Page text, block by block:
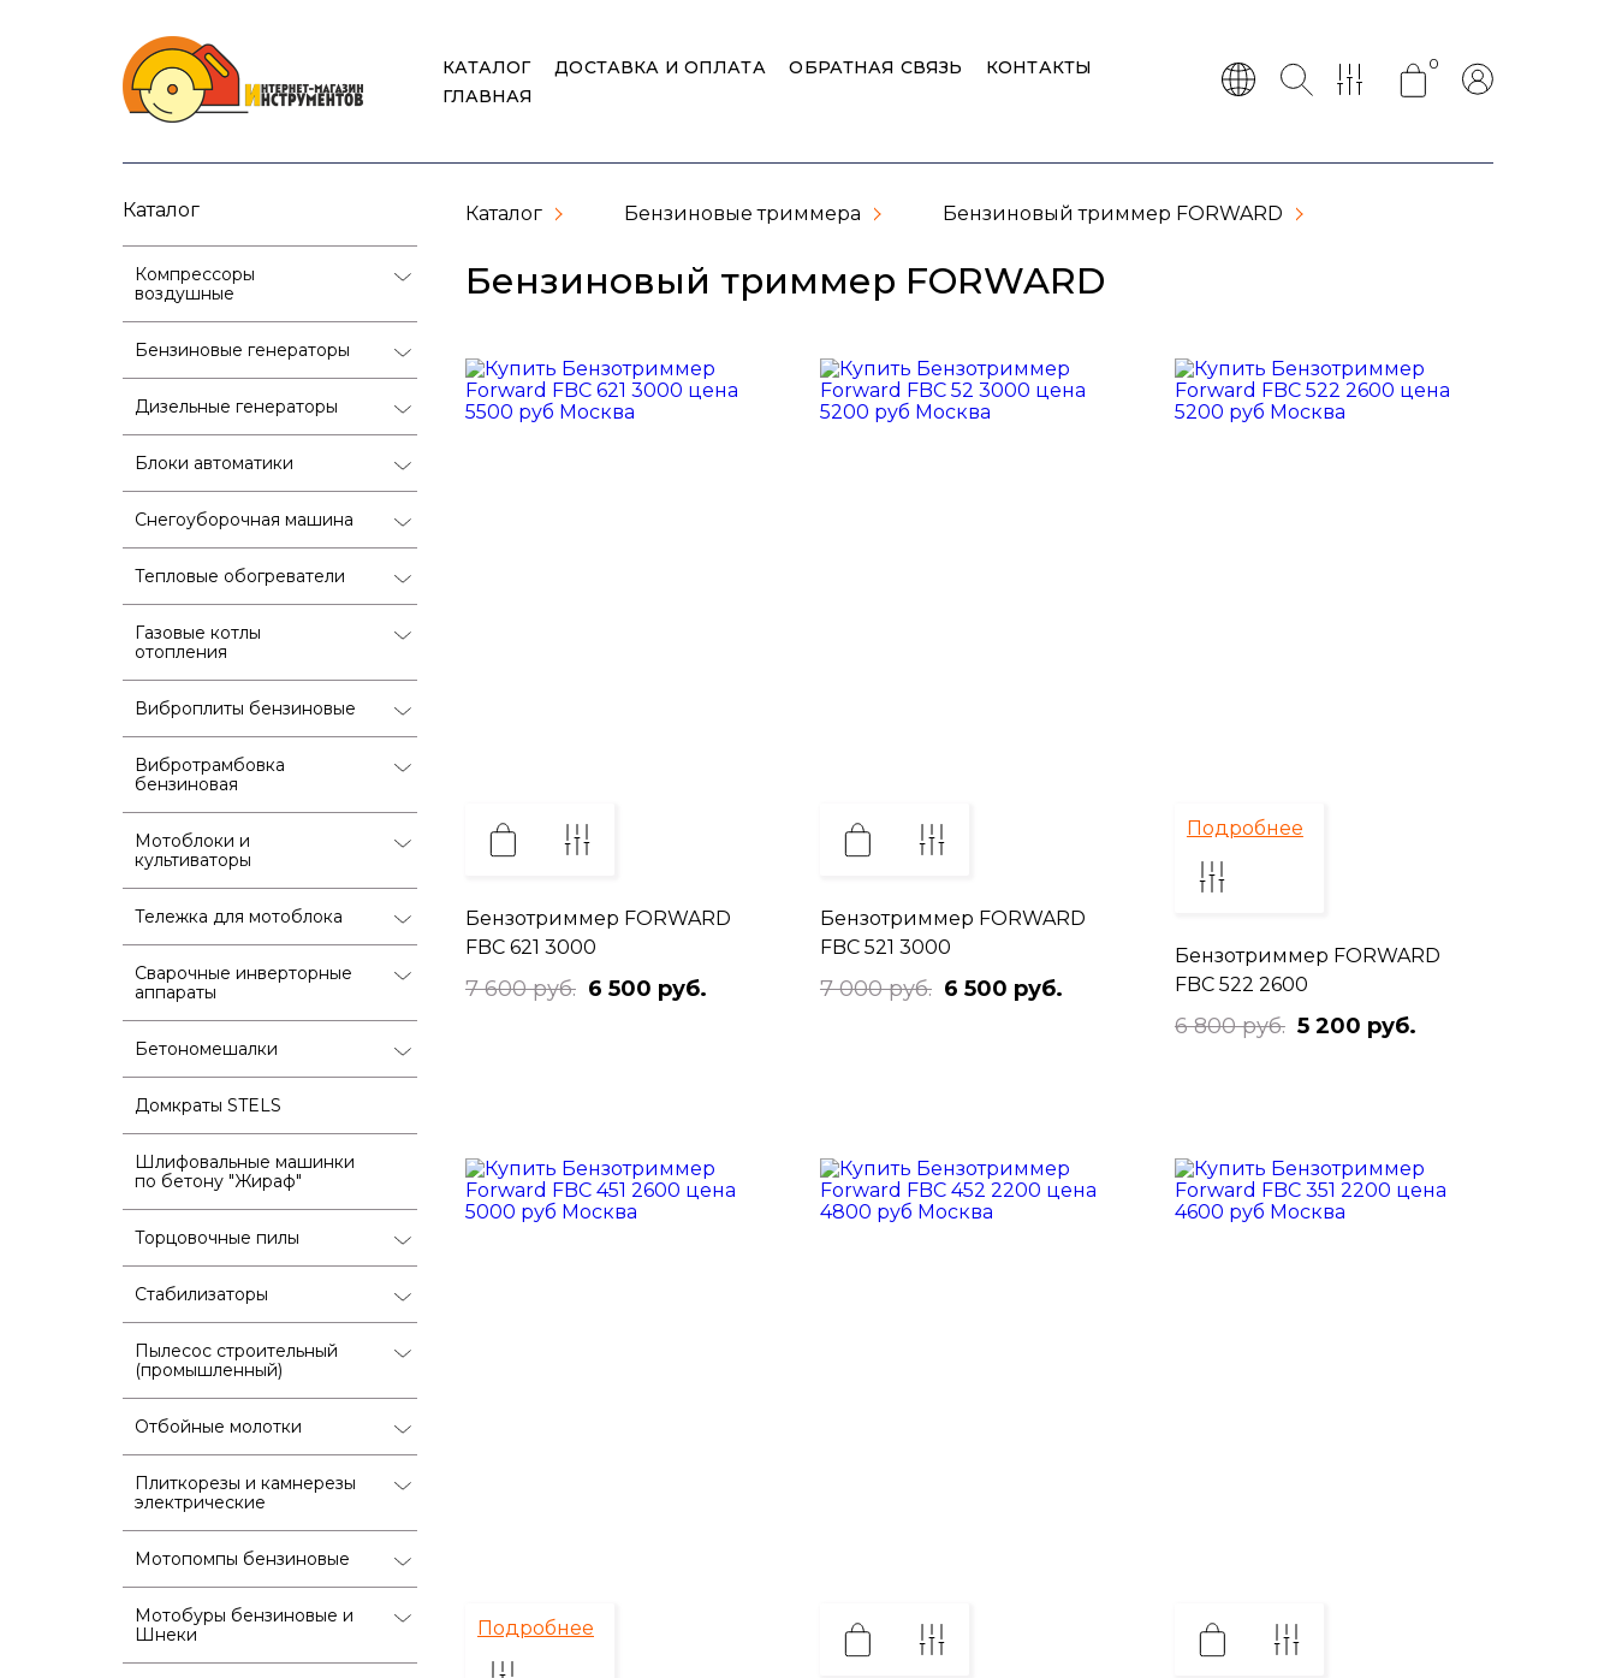
КАТАЛОГ ДОСТАВКА И ОПЛАТА ОБРАТНАЯ СВЯЗЬ
КОНТАКТЫ
ГЛАВНАЯ
0
Каталог
Компрессоры
воздушные
Бензиновые генераторы
Дизельные генераторы
Блоки автоматики
Снегоуборочная машина
Тепловые обогреватели
Газовые котлы
отопления
Виброплиты бензиновые
Вибротрамбовка
бензиновая
Мотоблоки и
культиваторы
Тележка для мотоблока
Сварочные инверторные
аппараты
Бетономешалки
Домкраты STELS
Шлифовальные машинки
по бетону "Жираф"
Торцовочные пилы
Стабилизаторы
Пылесос строительный
(промышленный)
Отбойные молотки
Плиткорезы и камнерезы
электрические
Мотопомпы бензиновые
Мотобуры бензиновые и
Шнеки
Каталог Бензиновые триммера Бензиновый триммер FORWARD
Бензиновый триммер FORWARD
Бензотриммер FORWARD
FBC 621 3000
7 600 руб. 6 500 руб.
Бензотриммер FORWARD
FBC 521 3000
7 000 руб. 6 500 руб.
Подробнее
Бензотриммер FORWARD
FBC 522 2600
6 800 руб. 5 200 руб.
Подробнее